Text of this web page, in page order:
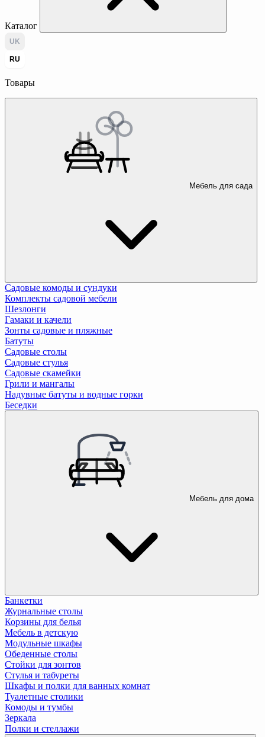
Каталог
UK
RU
Товары
Мебель для сада
Садовые комоды и сундуки
Комплекты садовой мебели
Шезлонги
Гамаки и качели
Зонты садовые и пляжные
Батуты
Садовые столы
Садовые стулья
Садовые скамейки
Грили и мангалы
Надувные батуты и водные горки
Беседки
Мебель для дома
Банкетки
Журнальные столы
Корзины для белья
Мебель в детскую
Модульные шкафы
Обеденные столы
Стойки для зонтов
Стулья и табуреты
Шкафы и полки для ванных комнат
Туалетные столики
Комоды и тумбы
Зеркала
Полки и стеллажи